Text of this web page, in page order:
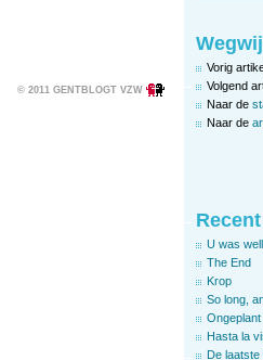
© 2011 GENTBLOGT VZW
Vorig
Volgend
Naar de
Naar de
U was
The End
Krop
So long,
Ongeplant
Hasta la
De